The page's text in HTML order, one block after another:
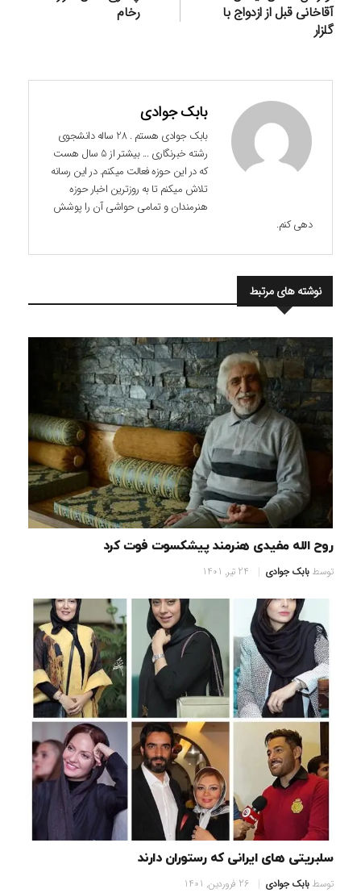
آقاخانی قبل از ازدواج با
گلزار
رخام
بابک جوادی
بابک جوادی هستم . 28 ساله دانشجوی
رشته خبرنگاری ... بیشتر از 5 سال هست
که در این حوزه فعالت میکنم. در این رسانه
تلاش میکنم تا به روزترین اخبار حوزه
هنرمندان و تمامی حواشی آن را پوشش
دهی کنم.
نوشته های مرتبط
روح الله مفیدی هنرمند پیشکسوت فوت کرد
توسطبابک جوادی 24 تیر, 1401
سلبریتی های ایرانی که رستوران دارند
توسطبابک جوادی 26 فروردین, 1401